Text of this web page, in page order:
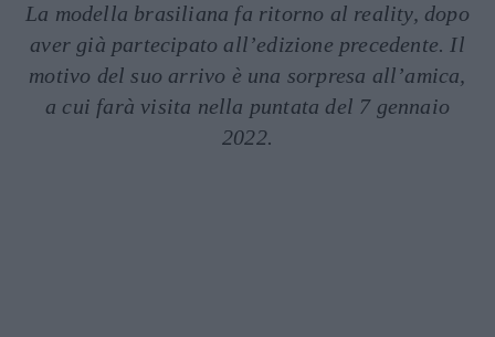
La modella brasiliana fa ritorno al reality, dopo
aver già partecipato all’edizione precedente. Il
motivo del suo arrivo è una sorpresa all’amica,
a cui farà visita nella puntata del 7 gennaio
2022.